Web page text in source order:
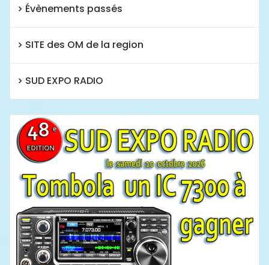
Évènements passés
SITE des OM de la region
SUD EXPO RADIO